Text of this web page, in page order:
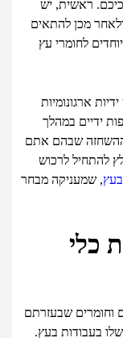
ראשית, יש
מכן להתאים
לחומרי עץ
ארגונומיות
ידיים במהלך
ההשחזה שבהם אתם
להתחיל לרכוש
בעץ, שמעניקה מבחר
כלי
וחומרים שבעזרתם
בעבודות בעץ.